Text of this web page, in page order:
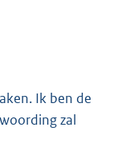
Ik ben de
zal